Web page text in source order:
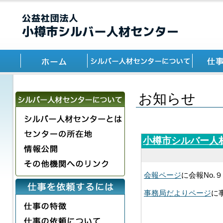
お知らせ
小樽市シルバー人
会報ページに会報No.
事務局だよりページに